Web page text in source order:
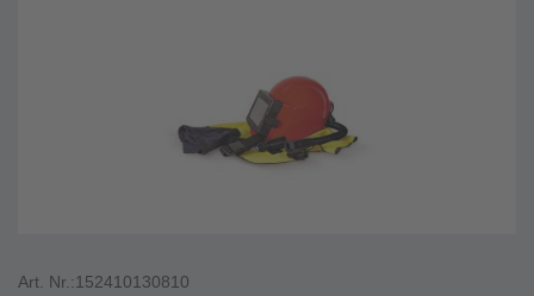
Art. Nr.:152410130810